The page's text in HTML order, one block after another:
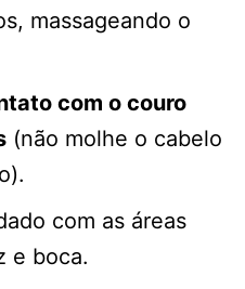
massageando o
com o couro
(não molhe o cabelo
com as áreas
e boca.